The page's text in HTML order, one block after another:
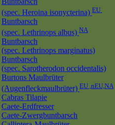
(spec. Heroina isonycterina) EU
Buntbarsch
(spec. Lethrinops albus) NA
Buntbarsch
(spec. Lethrinops marginatus)
Buntbarsch
(spec. Sarotherodon occidentalis)
Burtons Maulbrüter
(Augenfleckmaulbrüter) EU ,nEU,NA
Cabras Tilapie
Caete-Erdfresser
Caete-Zwergbuntbarsch